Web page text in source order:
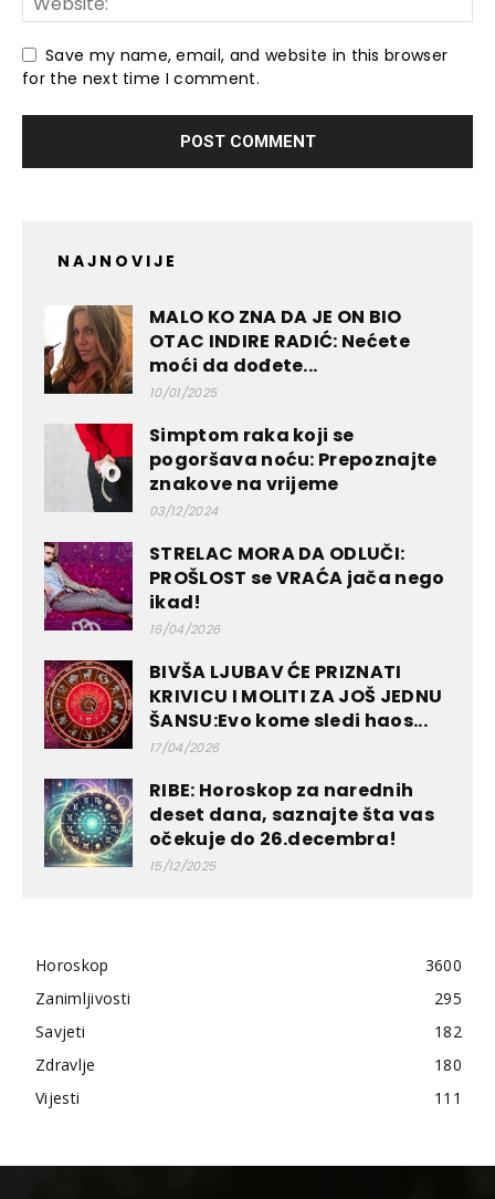
Save my name, email, and website in this browser
for the next time I comment.
NAJNOVIJE
MALO KO ZNA DA JE ON BIO
OTAC INDIRE RADIĆ: Nećete
moći da dođete...
10/01/2025
Simptom raka koji se
pogoršava noću: Prepoznajte
znakove na vrijeme
03/12/2024
STRELAC MORA DA ODLUČI:
PROŠLOST se VRAĆA jača nego
ikad!
16/04/2026
BIVŠA LJUBAV ĆE PRIZNATI
KRIVICU I MOLITI ZA JOŠ JEDNU
ŠANSU:Evo kome sledi haos...
17/04/2026
RIBE: Horoskop za narednih
deset dana, saznajte šta vas
očekuje do 26.decembra!
15/12/2025
Horoskop
3600
Zanimljivosti
295
Savjeti
182
Zdravlje
180
Vijesti
111